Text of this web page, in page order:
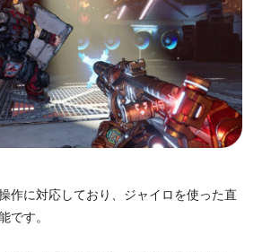
作に対応しており、ジャイロを使った直
です。